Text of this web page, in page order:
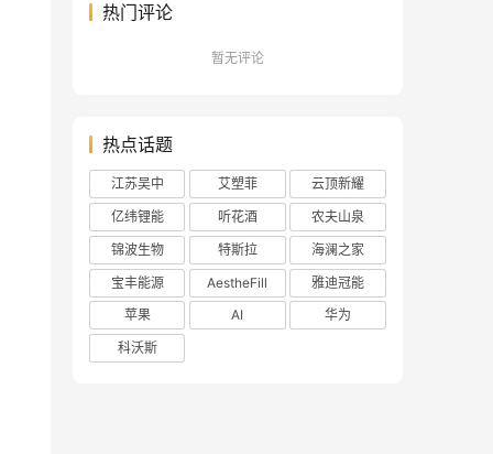
热门评论
暂无评论
热点话题
江苏吴中 艾塑菲
云顶新耀
亿纬锂能
听花酒
农夫山泉
锦波生物
特斯拉
海澜之家
宝丰能源
AestheFill
雅迪冠能
苹果
AI
华为
科沃斯